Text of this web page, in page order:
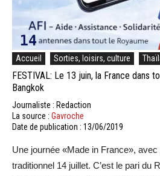
Accueil Sorties, loisirs, culture
FESTIVAL: Le 13 juin, la France dans
Bangkok
Journaliste : Redaction
La source : Gavroche
Date de publication : 13/06/2019
Une journée «Made in France»,
traditionnel 14 juillet. C’est le pari du